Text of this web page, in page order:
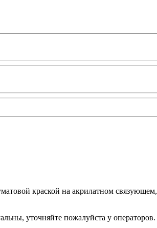
краской на акрилатном
уточняйте пожалуйста у